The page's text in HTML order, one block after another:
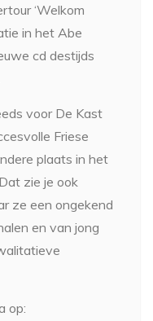
‘Welkom
in het Abe
cd destijds
voor De Kast
Friese
plaats in het
zie je ook
ze een ongekend
en van jong
op: